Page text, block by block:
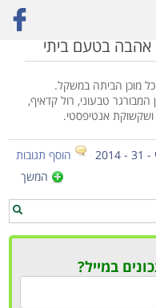
אהבה בטעם ביתי
מוכן הביתה במשקל.
טבעוני, רול קדאיף,
ושקשוקת אנטיפסטי.
הוסף תגובות
המשך
במייל?